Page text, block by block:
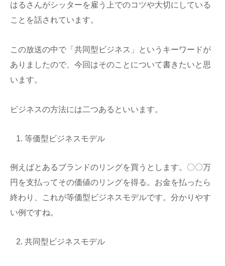
はるさんがシッターを雇う上でのコツや大切にしている
ことを話されています。
この放送の中で「共同型ビジネス」というキーワードが
ありましたので、今回はそのことについて書きたいと思
います。
ビジネスの方法には二つあるといいます。
等価型ビジネスモデル
例えばとあるブランドのリングを買うとします。〇〇万
円を支払ってその価値のリングを得る。お金を払ったら
終わり、これが等価型ビジネスモデルです。分かりやす
い例ですね。
共同型ビジネスモデル